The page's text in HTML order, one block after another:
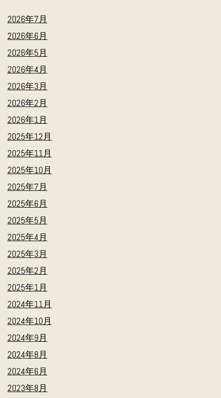
2026年7月
2026年6月
2026年5月
2026年4月
2026年3月
2026年2月
2026年1月
2025年12月
2025年11月
2025年10月
2025年7月
2025年6月
2025年5月
2025年4月
2025年3月
2025年2月
2025年1月
2024年11月
2024年10月
2024年9月
2024年8月
2024年6月
2023年8月